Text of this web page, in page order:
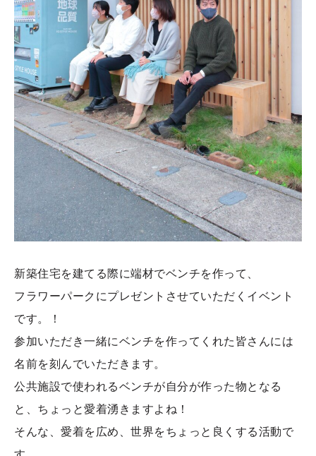
新築住宅を建てる際に端材でベンチを作って、
フラワーパークにプレゼントさせていただくイベント
です。！
参加いただき一緒にベンチを作ってくれた皆さんには
名前を刻んでいただきます。
公共施設で使われるベンチが自分が作った物となる
と、ちょっと愛着湧きますよね！
そんな、愛着を広め、世界をちょっと良くする活動で